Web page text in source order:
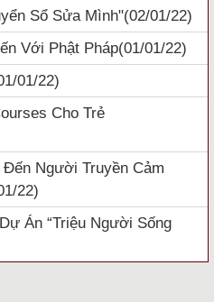
Sổ Sửa Mình"(02/01/22)
Với Phật Pháp(01/01/22)
01/22)
Cho Trẻ
Người Truyền Cảm
22)
Án “Triệu Người Sống